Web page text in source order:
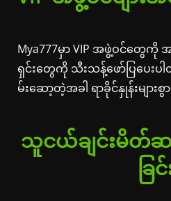
Mya777မှာ VIP အဖွဲ့ဝင်တွေကို
ရှင်းတွေကို သီးသန့်ဖော်ပြပေးပါ
မ်းဆော့တဲ့အခါ ရာခိုင်နှုန်းမျာ
သူငယ်ချင်းမိ
ခြင်